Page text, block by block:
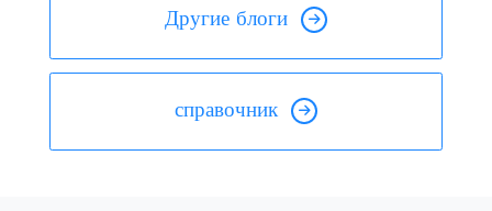
Другие блоги
справочник